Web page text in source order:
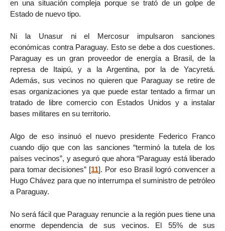
en una situación compleja porque se trató de un golpe de
Estado de nuevo tipo.
Ni la Unasur ni el Mercosur impulsaron sanciones
económicas contra Paraguay. Esto se debe a dos cuestiones.
Paraguay es un gran proveedor de energía a Brasil, de la
represa de Itaipú, y a la Argentina, por la de Yacyretá.
Además, sus vecinos no quieren que Paraguay se retire de
esas organizaciones ya que puede estar tentado a firmar un
tratado de libre comercio con Estados Unidos y a instalar
bases militares en su territorio.
Algo de eso insinuó el nuevo presidente Federico Franco
cuando dijo que con las sanciones “terminó la tutela de los
países vecinos”, y aseguró que ahora “Paraguay está liberado
para tomar decisiones” [11]. Por eso Brasil logró convencer a
Hugo Chávez para que no interrumpa el suministro de petróleo
a Paraguay.
No será fácil que Paraguay renuncie a la región pues tiene una
enorme dependencia de sus vecinos. El 55% de sus